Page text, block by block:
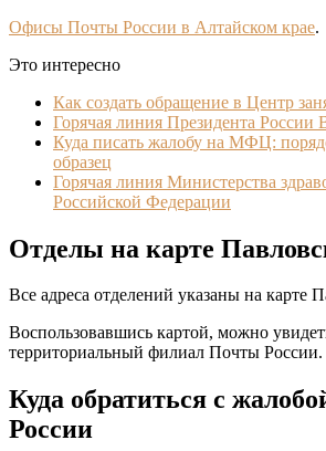
Офисы Почты России в Алтайском крае.
Это интересно
Как создать обращение в Центр
Горячая линия Президента России
Куда писать жалобу на МФЦ:
образец
Горячая линия Министерства
Российской Федерации
Отделы на карте
Все адреса отделений указаны на карте
Воспользовавшись картой, можно
территориальный филиал Почты России.
Куда обратиться с
России